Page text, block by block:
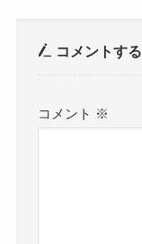
コメントする
コメント ※